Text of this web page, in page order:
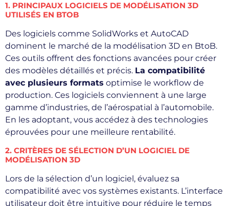
1. PRINCIPAUX LOGICIELS DE MODÉLISATION 3D
UTILISÉS EN BTOB
Des logiciels comme SolidWorks et AutoCAD
dominent le marché de la modélisation 3D en BtoB.
Ces outils offrent des fonctions avancées pour créer
des modèles détaillés et précis. La compatibilité
avec plusieurs formats optimise le workflow de
production. Ces logiciels conviennent à une large
gamme d’industries, de l’aérospatial à l’automobile.
En les adoptant, vous accédez à des technologies
éprouvées pour une meilleure rentabilité.
2. CRITÈRES DE SÉLECTION D’UN LOGICIEL DE
MODÉLISATION 3D
Lors de la sélection d’un logiciel, évaluez sa
compatibilité avec vos systèmes existants. L’interface
utilisateur doit être intuitive pour réduire le temps